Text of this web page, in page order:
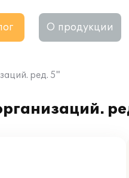
О продукции
ред. 5"